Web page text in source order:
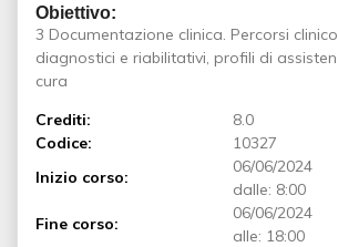
Obiettivo:
3 Documentazione clinica. Percorsi
diagnostici e riabilitativi, profili di
cura
Crediti:
8.0
Codice:
10327
Inizio corso:
06/06/2024
dalle: 8:00
Fine corso:
06/06/2024
alle: 18:00